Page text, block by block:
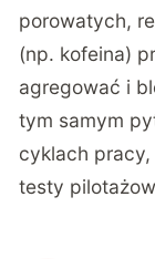
porowatych,
(np. kofeina)
agregować i
tym samym
cyklach
testy